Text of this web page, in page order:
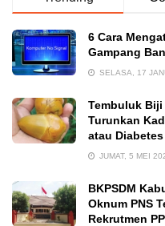
6 Cara
Gampang
SELASA, 17
Tembuluk Biji
Turunkan
atau Diabetes
JUMAT, 5 MEI
BKPSDM
Oknum PNS
Rekrutmen